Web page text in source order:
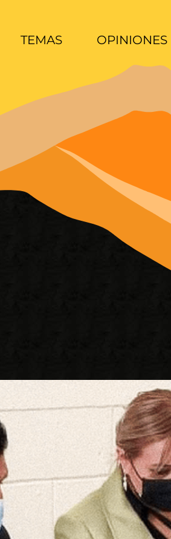
TEMAS OPINIONES